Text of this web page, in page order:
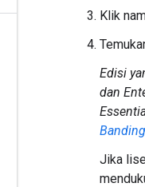
Klik
Edisi
dan
Jika